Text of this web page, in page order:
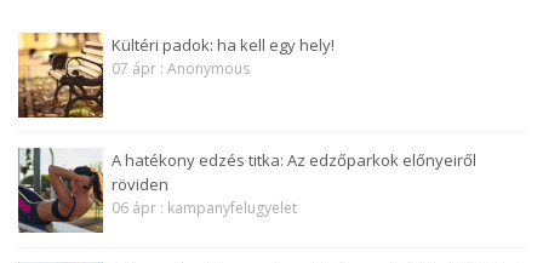
Kültéri padok: ha kell egy hely!
07 ápr : Anonymous
A hatékony edzés titka: Az edzőparkok előnyeiről
röviden
06 ápr : kampanyfelugyelet